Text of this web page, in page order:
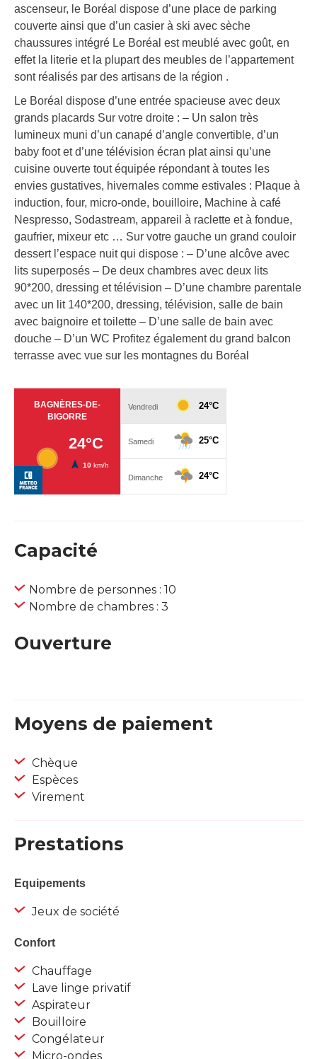
ascenseur, le Boréal dispose d’une place de parking
couverte ainsi que d’un casier à ski avec sèche
chaussures intégré Le Boréal est meublé avec goût, en
effet la literie et la plupart des meubles de l’appartement
sont réalisés par des artisans de la région .
Le Boréal dispose d’une entrée spacieuse avec deux
grands placards Sur votre droite : – Un salon très
lumineux muni d’un canapé d’angle convertible, d’un
baby foot et d’une télévision écran plat ainsi qu’une
cuisine ouverte tout équipée répondant à toutes les
envies gustatives, hivernales comme estivales : Plaque à
induction, four, micro-onde, bouilloire, Machine à café
Nespresso, Sodastream, appareil à raclette et à fondue,
gaufrier, mixeur etc … Sur votre gauche un grand couloir
dessert l’espace nuit qui dispose : – D’une alcôve avec
lits superposés – De deux chambres avec deux lits
90*200, dressing et télévision – D’une chambre parentale
avec un lit 140*200, dressing, télévision, salle de bain
avec baignoire et toilette – D’une salle de bain avec
douche – D’un WC Profitez également du grand balcon
terrasse avec vue sur les montagnes du Boréal
Capacité
Nombre de personnes : 10
Nombre de chambres : 3
Ouverture
Moyens de paiement
Chèque
Espèces
Virement
Prestations
Equipements
Jeux de société
Confort
Chauffage
Lave linge privatif
Aspirateur
Bouilloire
Congélateur
Micro-ondes